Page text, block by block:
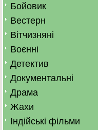
Бойовик
Вестерн
Вітчизняні
Воєнні
Детектив
Документальні
Драма
Жахи
Індійські фільми